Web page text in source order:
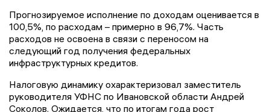
Прогнозируемое исполнение по доходам оценивается в
100,5%, по расходам – примерно в 96,7%. Часть
расходов не освоена в связи с переносом на
следующий год получения федеральных
инфраструктурных кредитов.
Налоговую динамику охарактеризовал заместитель
руководителя УФНС по Ивановской области Андрей
Соколов. Ожидается, что по итогам года рост